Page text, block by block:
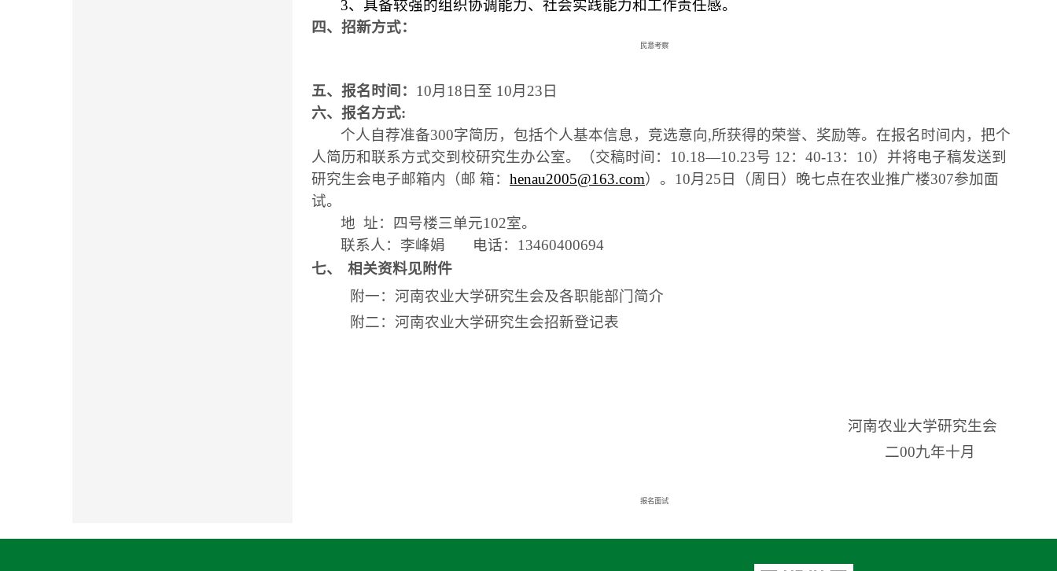
3、具备较强的组织协调能力、社会实践能力和工作责任感。
四、招新方式：
民意考察
五、报名时间： 10月 18 日 至 10月 23 日
六、报名方式:
个人自荐准备300字简历，包括个人基本信息，竞选意向,所获得的荣誉、奖励等。在报名时间内，把个
人简历和联系方式交到校研究生办公室。（交稿时间： 10.18—10.23号 12： 40-13： 10）并将电子稿发送到
研究生会电子邮箱内（邮 箱： henau2005@163.com）。 10月 25 日 （周日）晚七点在农业推广楼307参加面
试。
地 址：四号楼三单元102室。
联系人： 李峰娟 电话： 13460400694
七、
相关资料见附件
附一：河南农业大学研究生会及各职能部门简介
附二：河南农业大学研究生会招新登记表
河南农业大学研究生会
二00九年十月
报名面试